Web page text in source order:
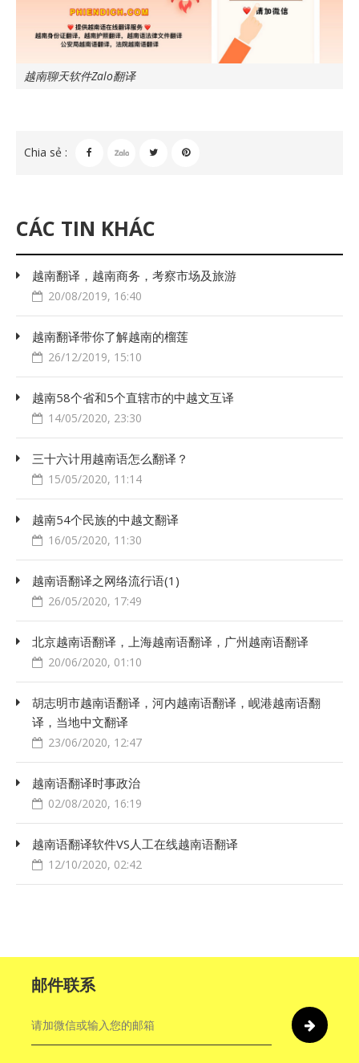
越南聊天软件Zalo翻译
Chia sẻ :
CÁC TIN KHÁC
越南翻译，越南商务，考察市场及旅游
20/08/2019, 16:40
越南翻译带你了解越南的榴莲
26/12/2019, 15:10
越南58个省和5个直辖市的中越文互译
14/05/2020, 23:30
三十六计用越南语怎么翻译？
15/05/2020, 11:14
越南54个民族的中越文翻译
16/05/2020, 11:30
越南语翻译之网络流行语(1)
26/05/2020, 17:49
北京越南语翻译，上海越南语翻译，广州越南语翻译
20/06/2020, 01:10
胡志明市越南语翻译，河内越南语翻译，岘港越南语翻
译，当地中文翻译
23/06/2020, 12:47
越南语翻译时事政治
02/08/2020, 16:19
越南语翻译软件VS人工在线越南语翻译
12/10/2020, 02:42
邮件联系